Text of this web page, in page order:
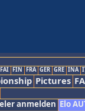
FAI FIN FRA GER GRE INA
Pictures
anmelden Elo